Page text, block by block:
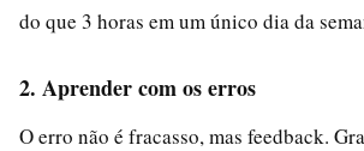
do que 3 horas em um único dia da
2. Aprender com os erros
O erro não é fracasso, mas feedback.